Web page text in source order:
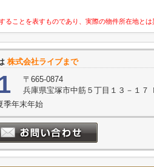
ことを表すものであり、実際の物件所在地とは
株式会社ライブまで
〒665-0874
兵庫県宝塚市中筋５丁目１３－１７
季年末年始